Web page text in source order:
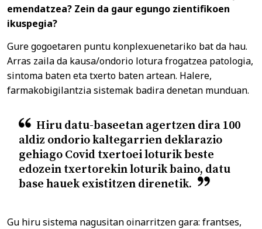
emendatzea? Zein da gaur egungo zientifikoen
ikuspegia?
Gure gogoetaren puntu konplexuenetariko bat da hau.
Arras zaila da kausa/ondorio lotura frogatzea patologia,
sintoma baten eta txerto baten artean. Halere,
farmakobigilantzia sistemak badira denetan munduan.
Hiru datu-baseetan agertzen dira 100
aldiz ondorio kaltegarrien deklarazio
gehiago Covid txertoei loturik beste
edozein txertorekin loturik baino, datu
base hauek existitzen direnetik.
Gu hiru sistema nagusitan oinarritzen gara: frantses,